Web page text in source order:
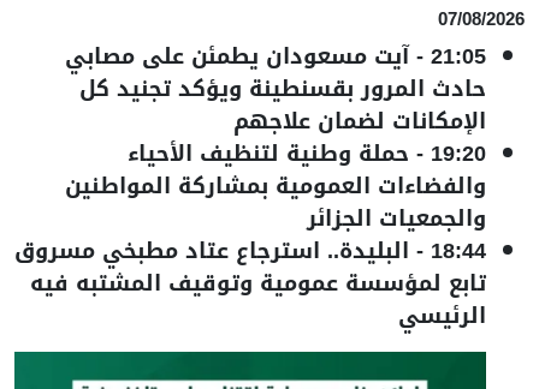
07/08/2026
21:05
-آيت مسعودان يطمئن على مصابي
حادث المرور بقسنطينة ويؤكد تجنيد كل
الإمكانات لضمان علاجهم
19:20
- حملة وطنية لتنظيف الأحياء
والفضاءات العمومية بمشاركة المواطنين
والجمعيات الجزائر
18:44
- البليدة.. استرجاع عتاد مطبخي مسروق
تابع لمؤسسة عمومية وتوقيف المشتبه فيه
الرئيسي